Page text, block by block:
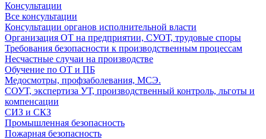
Консультации
Все консультации
Консультации органов исполнительной власти
Организация ОТ на предприятии, СУОТ, трудовые споры
Требования безопасности к производственным процессам
Несчастные случаи на производстве
Обучение по ОТ и ПБ
Медосмотры, профзаболевания, МСЭ.
СОУТ, экспертиза УТ, производственный контроль, льготы и
компенсации
СИЗ и СКЗ
Промышленная безопасность
Пожарная безопасность